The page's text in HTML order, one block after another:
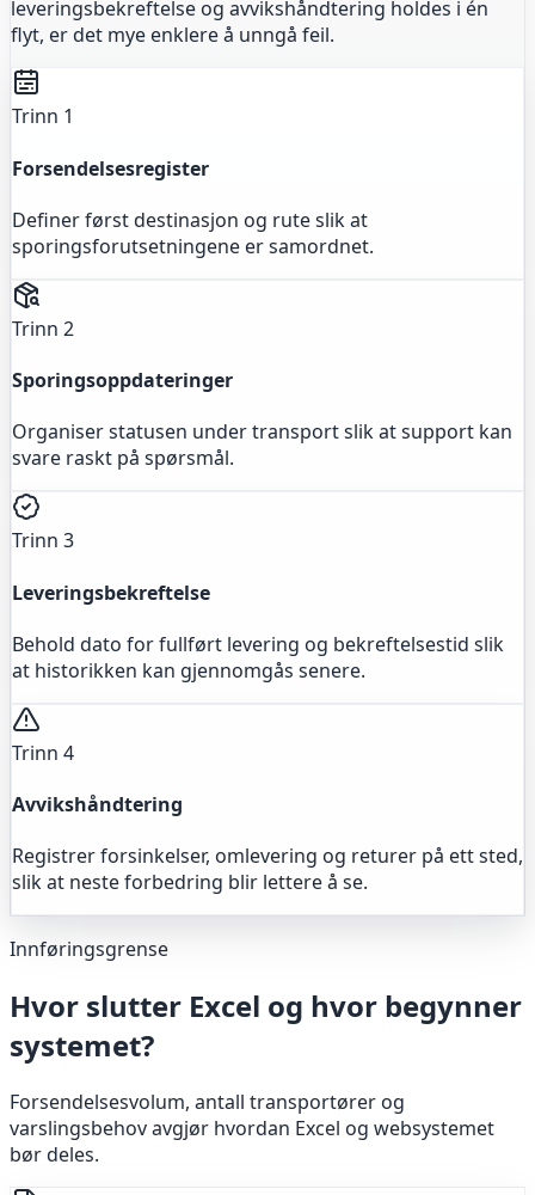
leveringsbekreftelse og avvikshåndtering holdes i én
flyt, er det mye enklere å unngå feil.
Trinn 1
Forsendelsesregister
Definer først destinasjon og rute slik at
sporingsforutsetningene er samordnet.
Trinn 2
Sporingsoppdateringer
Organiser statusen under transport slik at support kan
svare raskt på spørsmål.
Trinn 3
Leveringsbekreftelse
Behold dato for fullført levering og bekreftelsestid slik
at historikken kan gjennomgås senere.
Trinn 4
Avvikshåndtering
Registrer forsinkelser, omlevering og returer på ett sted,
slik at neste forbedring blir lettere å se.
Innføringsgrense
Hvor slutter Excel og hvor begynner
systemet?
Forsendelsesvolum, antall transportører og
varslingsbehov avgjør hvordan Excel og websystemet
bør deles.